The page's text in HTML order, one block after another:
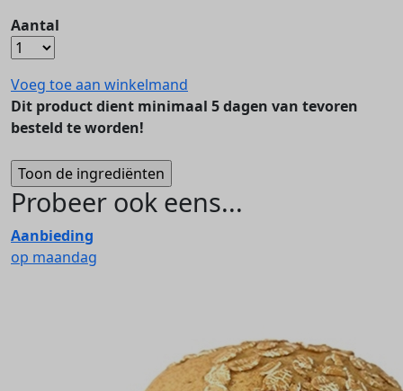
Aantal
Voeg toe aan winkelmand
Dit product dient minimaal 5 dagen van tevoren
besteld te worden!
Probeer ook eens...
Aanbieding
op maandag